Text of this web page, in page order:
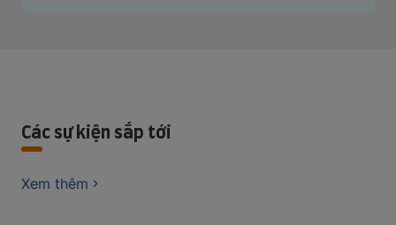
Các sự kiện sắp tới
Xem thêm